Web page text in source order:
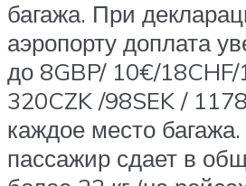
багажа. При
аэропорту доплата
до 8GBP/ 10€/18CHF/
320CZK /98SEK /
каждое место
пассажир сдает в